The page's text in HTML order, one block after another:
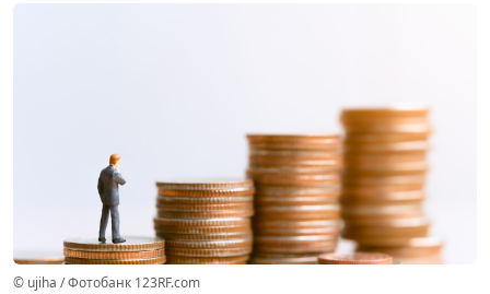
© ujiha / Фотобанк 123RF.com